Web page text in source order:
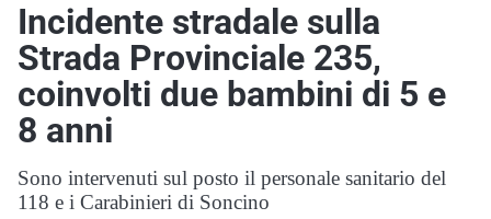
Incidente stradale sulla
Strada Provinciale 235,
coinvolti due bambini di 5 e
8 anni
Sono intervenuti sul posto il personale sanitario del
118 e i Carabinieri di Soncino